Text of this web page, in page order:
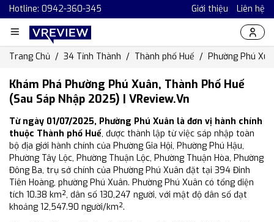
Hotline: 0942-360-345 Giới thiệu Liên hệ
Trang Chủ 34 Tỉnh Thành Thành phố Huế Phường Phú
Khám Phá Phường Phú Xuân, Thành Phố Huế
(Sau Sáp Nhập 2025) | VReview.vn
Từ ngày 01/07/2025, Phường Phú Xuân là đơn vị hành chính
thuộc Thành phố Huế, được thành lập từ việc sáp nhập toàn
bộ địa giới hành chính của Phường Gia Hội, Phường Phú Hậu,
Phường Tây Lộc, Phường Thuận Lộc, Phường Thuận Hòa, Phường
Đông Ba, trụ sở chính của Phường Phú Xuân đặt tại 394 Đinh
Tiên Hoàng, phường Phú Xuân. Phường Phú Xuân có tổng diện
tích 10.38 km², dân số 130,247 người, với mật độ dân số đạt
khoảng 12,547.90 người/km².